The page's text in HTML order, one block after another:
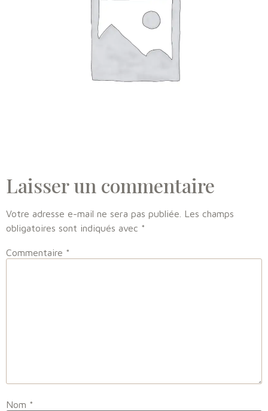
Laisser un commentaire
Votre adresse e-mail ne sera pas publiée. Les champs
obligatoires sont indiqués avec *
Commentaire *
Nom *